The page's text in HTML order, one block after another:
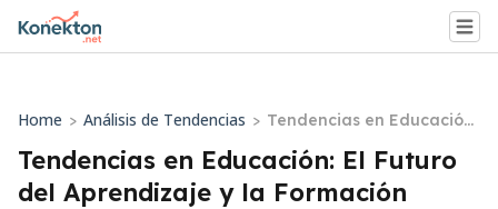
Home > Análisis de Tendencias > Tendencias en Educación:
El Futuro del Aprendizaje
y la Formación
Tendencias en Educación: El Futuro
del Aprendizaje y la Formación